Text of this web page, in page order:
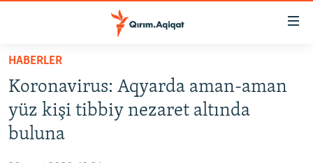
Esas
qaytmaq
Baş
navigatsiyağa
qaytmaq
Qıdıruvğa
SİYASET
İQTİSADİYAT
HABERLER
Koronavirus: Aqyarda aman-aman
yüz kişi tibbiy nezaret altında
buluna